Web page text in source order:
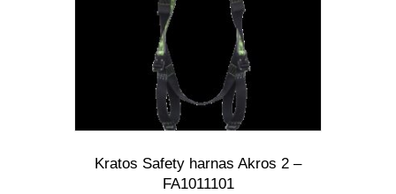
Kratos Safety harnas Akros 2 –
FA1011101